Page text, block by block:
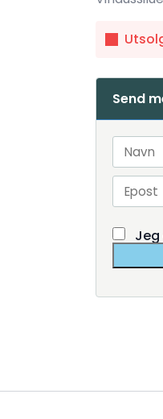
Send